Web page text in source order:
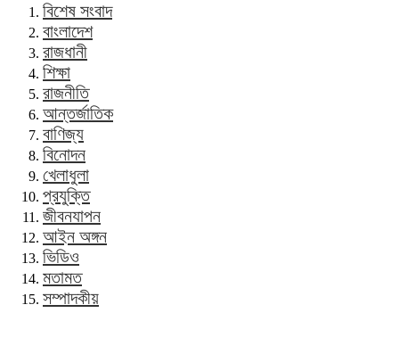
বিশেষ সংবাদ
বাংলাদেশ
রাজধানী
শিক্ষা
রাজনীতি
আন্তর্জাতিক
বাণিজ্য
বিনোদন
খেলাধুলা
প্রযুক্তি
জীবনযাপন
আইন অঙ্গন
ভিডিও
মতামত
সম্পাদকীয়